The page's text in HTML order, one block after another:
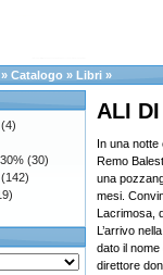
» Catalogo » Libri »
ALI
In una
Remo
una
mesi.
Lacrimosa,
L’arrivo
dato il nome
direttore
(4)
(30)
(142)